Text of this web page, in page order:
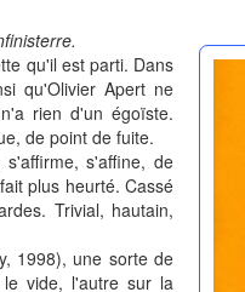
qu'il est parti. Dans
qu'Olivier Apert ne
rien d'un égoïste.
de point de fuite.
s'affine, de
plus heurté. Cassé
Trivial, hautain,
1998), une sorte de
vide, l'autre sur la